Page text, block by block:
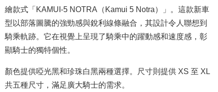
繪款式「KAMUI-5 NOTRA（Kamui 5 Notra）」。這款新車
型以部落圖騰的強勁感與銳利線條融合，其設計令人聯想到
騎乘軌跡。它在視覺上呈現了騎乘中的躍動感和速度感，彰
顯騎士的獨特個性。
顏色提供啞光黑和珍珠白黑兩種選擇。尺寸則提供 XS 至 XL
共五種尺寸，滿足廣大騎士的需求。